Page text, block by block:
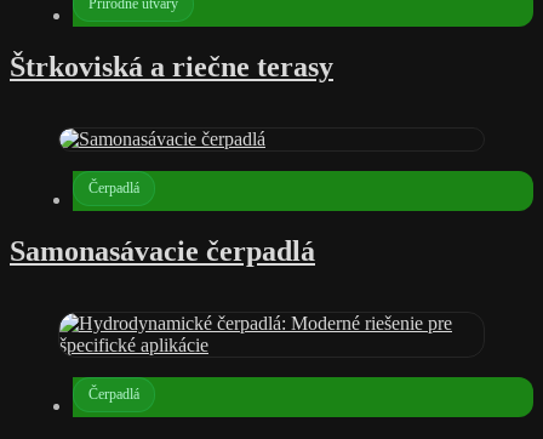
Prírodné útvary
Štrkoviská a riečne terasy
Čerpadlá
Samonasávacie čerpadlá
Čerpadlá